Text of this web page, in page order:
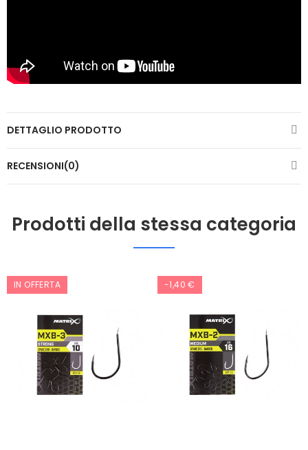
DETTAGLIO PRODOTTO
RECENSIONI(0)
Prodotti della stessa categoria
IN OFFERTA -1,40 €